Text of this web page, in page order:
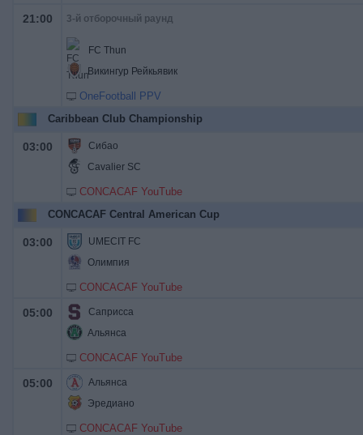
21:00 3-й отборочный раунд
FC Thun
Викингур Рейкьявик
OneFootball PPV
Caribbean Club Championship
03:00
Сибао
Cavalier SC
CONCACAF YouTube
CONCACAF Central American Cup
03:00
UMECIT FC
Олимпия
CONCACAF YouTube
05:00
Саприсса
Альянса
CONCACAF YouTube
05:00
Альянса
Эредиано
CONCACAF YouTube